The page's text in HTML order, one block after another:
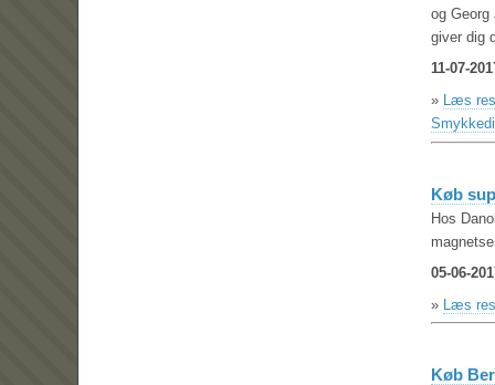
og
giver dig
11-07-
» Læs
Køb
Hos
05-06-
» Læs
Køb